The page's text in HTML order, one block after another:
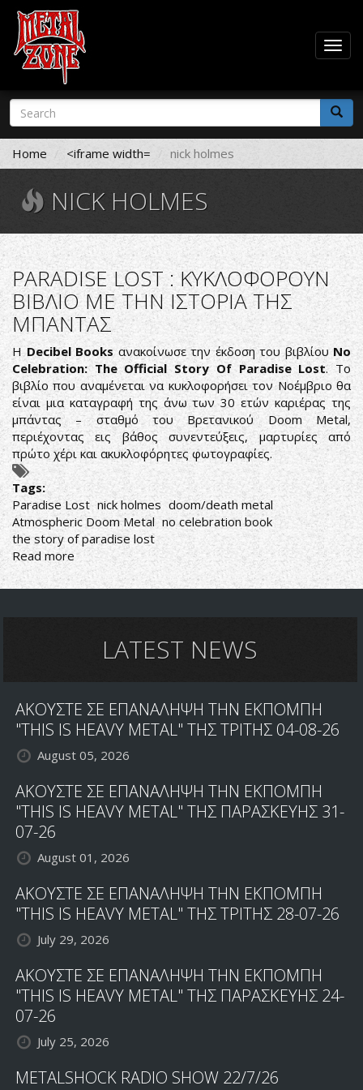
Skip
main
content
Search
form
Search
Home <iframe width= nick holmes
NICK HOLMES
PARADISE LOST : ΚΥΚΛΟΦΟΡΟΥΝ
ΒΙΒΛΙΟ ΜΕ ΤΗΝ ΙΣΤΟΡΙΑ ΤΗΣ
ΜΠΑΝΤΑΣ
ΗDecibel Booksανακοίνωσε την έκδοση του βιβλίου No
Celebration: The Official Story Of Paradise Lost. Το
βιβλίο που αναμένεται να κυκλοφορήσει τον Νοέμβριο θα
είναι μια καταγραφή της άνω των 30 ετών καριέρας της
μπάντας – σταθμό του Βρετανικού Doom Metal,
περιέχοντας εις βάθος συνεντεύξεις, μαρτυρίες από
πρώτο χέρι και ακυκλοφόρητες φωτογραφίες.
Tags:
Paradise Lost nick holmes doom/death metal
Atmospheric Doom Metal no celebration book
the story of paradise lost
Read moreabout
PARADISE
LOST
ΒΙΒΛΙΟ
ΤΗΣ
ΜΠΑΝΤΑΣ
LATEST NEWS
ΑΚΟΥΣΤΕ ΣΕ ΕΠΑΝΑΛΗΨΗ ΤΗΝ ΕΚΠΟΜΠΗ
"THIS IS HEAVY METAL" ΤΗΣ ΤΡΙΤΗΣ 04-08-26
August 05, 2026
ΑΚΟΥΣΤΕ ΣΕ ΕΠΑΝΑΛΗΨΗ ΤΗΝ ΕΚΠΟΜΠΗ
"THIS IS HEAVY METAL" ΤΗΣ ΠΑΡΑΣΚΕΥΗΣ 31-
07-26
August 01, 2026
ΑΚΟΥΣΤΕ ΣΕ ΕΠΑΝΑΛΗΨΗ ΤΗΝ ΕΚΠΟΜΠΗ
"THIS IS HEAVY METAL" ΤΗΣ ΤΡΙΤΗΣ 28-07-26
July 29, 2026
ΑΚΟΥΣΤΕ ΣΕ ΕΠΑΝΑΛΗΨΗ ΤΗΝ ΕΚΠΟΜΠΗ
"THIS IS HEAVY METAL" ΤΗΣ ΠΑΡΑΣΚΕΥΗΣ 24-
07-26
July 25, 2026
METALSHOCK RADIO SHOW 22/7/26